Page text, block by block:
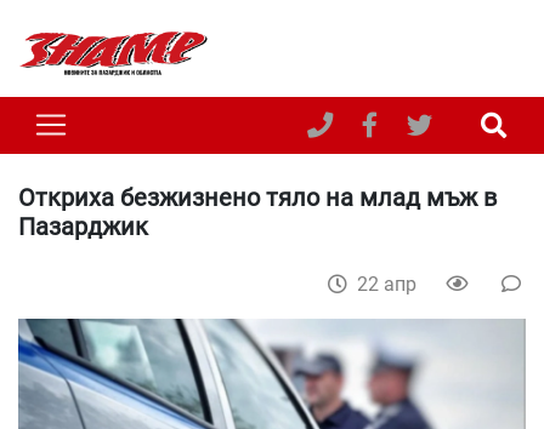
Откриха безжизнено тяло на млад мъж в
Пазарджик
22 апр